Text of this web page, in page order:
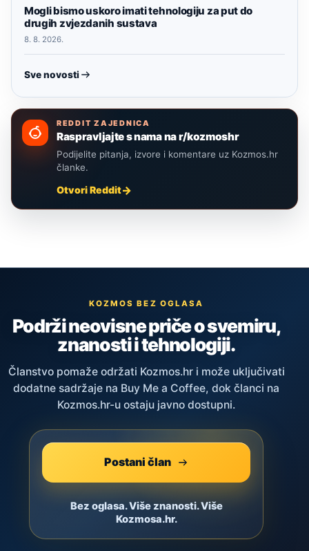
Mogli bismo uskoro imati tehnologiju za put do
drugih zvjezdanih sustava
8. 8. 2026.
Sve novosti
REDDIT ZAJEDNICA
Raspravljajte s nama na r/kozmoshr
Podijelite pitanja, izvore i komentare uz Kozmos.hr
članke.
Otvori Reddit
KOZMOS BEZ OGLASA
Podrži neovisne priče o svemiru,
znanosti i tehnologiji.
Članstvo pomaže održati Kozmos.hr i može uključivati
dodatne sadržaje na Buy Me a Coffee, dok članci na
Kozmos.hr-u ostaju javno dostupni.
Postani član
Bez oglasa. Više znanosti. Više
Kozmosa.hr.